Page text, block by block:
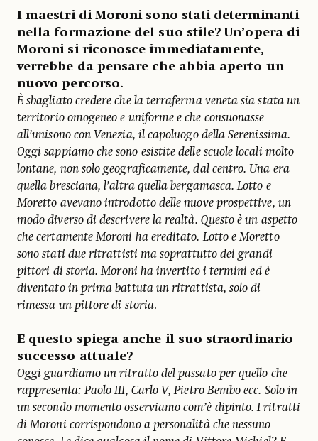
I maestri di Moroni sono stati determinanti
nella formazione del suo stile? Un’opera di
Moroni si riconosce immediatamente,
verrebbe da pensare che abbia aperto un
nuovo percorso.
È sbagliato credere che la terraferma veneta sia stata un
territorio omogeneo e uniforme e che consuonasse
all’unisono con Venezia, il capoluogo della Serenissima.
Oggi sappiamo che sono esistite delle scuole locali molto
lontane, non solo geograficamente, dal centro. Una era
quella bresciana, l’altra quella bergamasca. Lotto e
Moretto avevano introdotto delle nuove prospettive, un
modo diverso di descrivere la realtà. Questo è un aspetto
che certamente Moroni ha ereditato. Lotto e Moretto
sono stati due ritrattisti ma soprattutto dei grandi
pittori di storia. Moroni ha invertito i termini ed è
diventato in prima battuta un ritrattista, solo di
rimessa un pittore di storia.
E questo spiega anche il suo straordinario
successo attuale?
Oggi guardiamo un ritratto del passato per quello che
rappresenta: Paolo III, Carlo V, Pietro Bembo ecc. Solo in
un secondo momento osserviamo com’è dipinto. I ritratti
di Moroni corrispondono a personalità che nessuno